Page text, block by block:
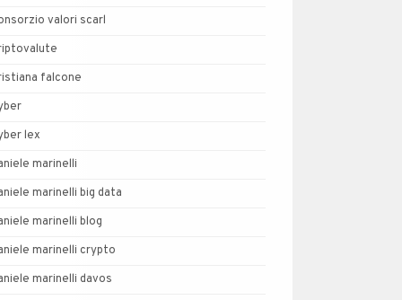
valori scarl
falcone
lex
marinelli
marinelli big data
marinelli blog
marinelli crypto
marinelli davos